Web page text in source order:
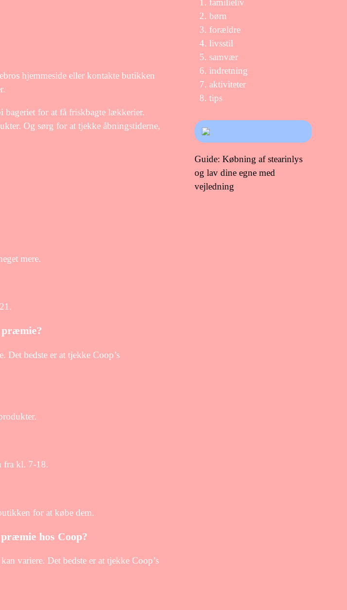
hjemmeside eller kontakte butikken
bageriet for at få friskbagte lækkerier.
Og sørg for at tjekke åbningstiderne,
mere.
præmie?
bedste er at tjekke Coop’s
fra kl. 7-18.
for at købe dem.
hos Coop?
variere. Det bedste er at tjekke Coop’s
familieliv
børn
forældre
livsstil
samvær
indretning
aktiviteter
tips
Guide: Købning af stearinlys
og lav dine egne med
vejledning